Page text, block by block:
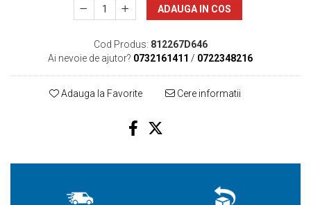
ADAUGA IN COS
Cod Produs: 812267D646
Ai nevoie de ajutor? 0732161411 / 0722348216
Adauga la Favorite Cere informatii